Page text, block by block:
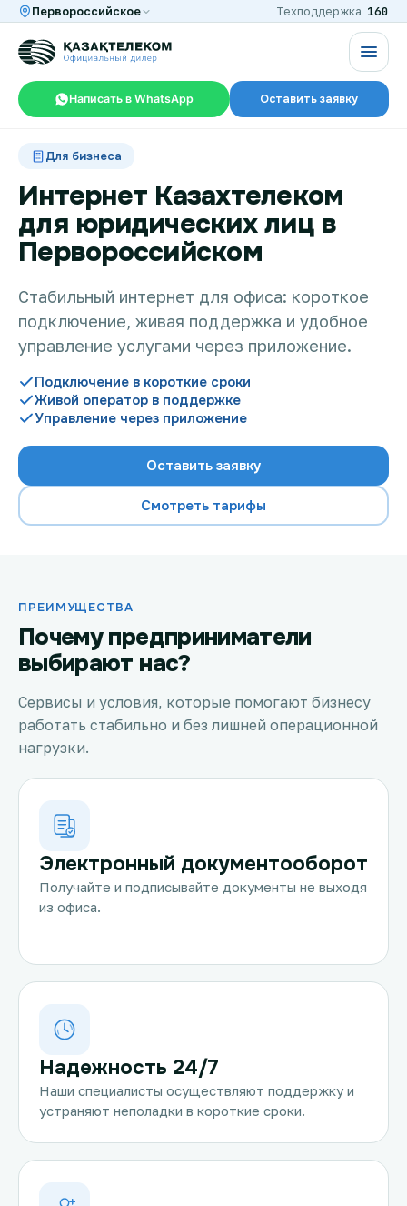
Первороссийское Техподдержка 160
Написать в WhatsApp Оставить заявку
Интернет и ТВ в квартире
Интернет и ТВ в частном доме
Интернет в офис
TV+
Проверить возможность подключения
Акции
Заявка на подбор тарифа
Подключиться к КазахТелеком
Для бизнеса
Интернет Казахтелеком
для юридических лиц в
Первороссийском
Стабильный интернет для офиса: короткое
подключение, живая поддержка и удобное
управление услугами через приложение.
Подключение в короткие сроки
Живой оператор в поддержке
Управление через приложение
Оставить заявку
Смотреть тарифы
ПРЕИМУЩЕСТВА
Почему предприниматели
выбирают нас?
Сервисы и условия, которые помогают бизнесу
работать стабильно и без лишней операционной
нагрузки.
Электронный документооборот
Получайте и подписывайте документы не выходя
из офиса.
Надежность 24/7
Наши специалисты осуществляют поддержку и
устраняют неполадки в короткие сроки.